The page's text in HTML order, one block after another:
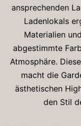
ansprechenden
Ladenlokals
Materialien
abgestimmte
Atmosphäre.
macht die
ästhetischen
den Stil